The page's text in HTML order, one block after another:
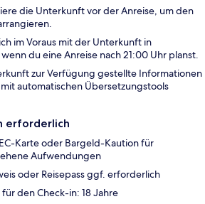
die Unterkunft vor der Anreise, um den
im Voraus mit der Unterkunft in
du eine Anreise nach 21:00 Uhr planst.
zur Verfügung gestellte Informationen
automatischen Übersetzungstools
erforderlich
Karte oder Bargeld-Kaution für
Aufwendungen
oder Reisepass ggf. erforderlich
den Check-in: 18 Jahre